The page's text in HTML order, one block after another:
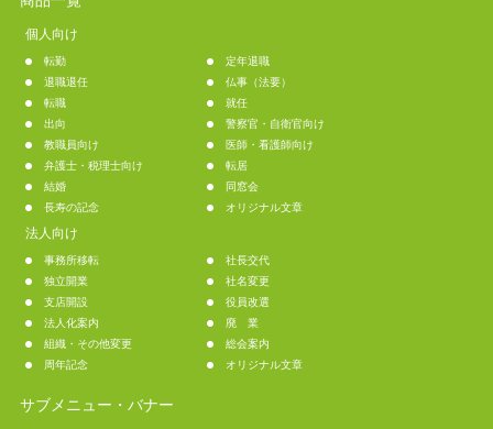
個人向け
転勤
定年退職
退職退任
仏事（法要）
転職
就任
出向
警察官・自衛官向け
教職員向け
医師・看護師向け
弁護士・税理士向け
転居
結婚
同窓会
長寿の記念
オリジナル文章
法人向け
事務所移転
社長交代
独立開業
社名変更
支店開設
役員改選
法人化案内
廃 業
組織・その他変更
総会案内
周年記念
オリジナル文章
サブメニュー・バナー